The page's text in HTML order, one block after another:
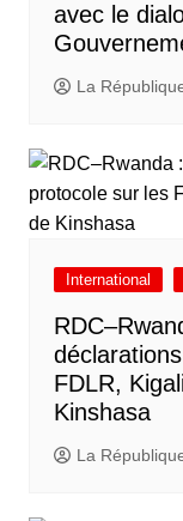
avec le
La
International
FDLR,
Kinshasa
La